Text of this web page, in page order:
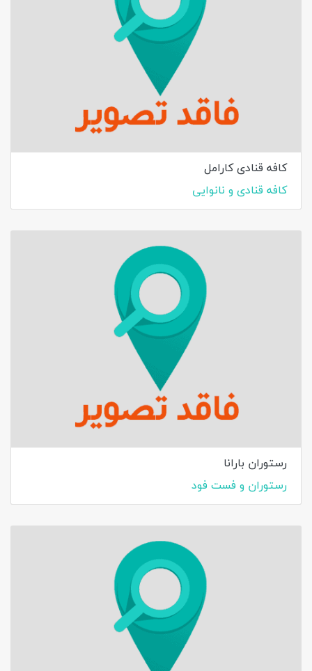
کافه قنادی کارامل
کافه قنادی و نانوایی
رستوران بارانا
رستوران و فست فود